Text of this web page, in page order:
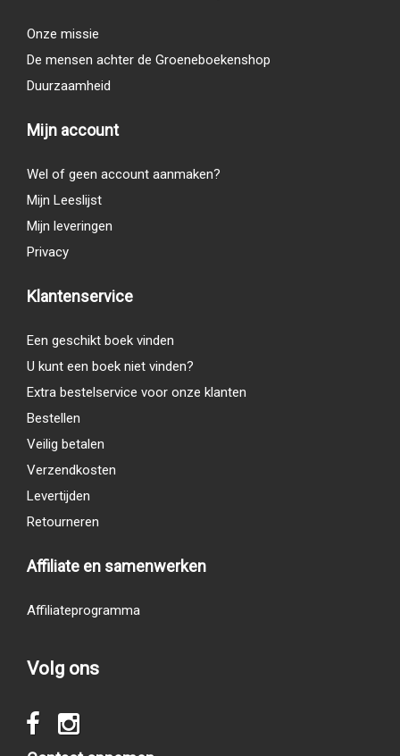
Onze missie
De mensen achter de Groeneboekenshop
Duurzaamheid
Mijn account
Wel of geen account aanmaken?
Mijn Leeslijst
Mijn leveringen
Privacy
Klantenservice
Een geschikt boek vinden
U kunt een boek niet vinden?
Extra bestelservice voor onze klanten
Bestellen
Veilig betalen
Verzendkosten
Levertijden
Retourneren
Affiliate en samenwerken
Affiliateprogramma
Volg ons